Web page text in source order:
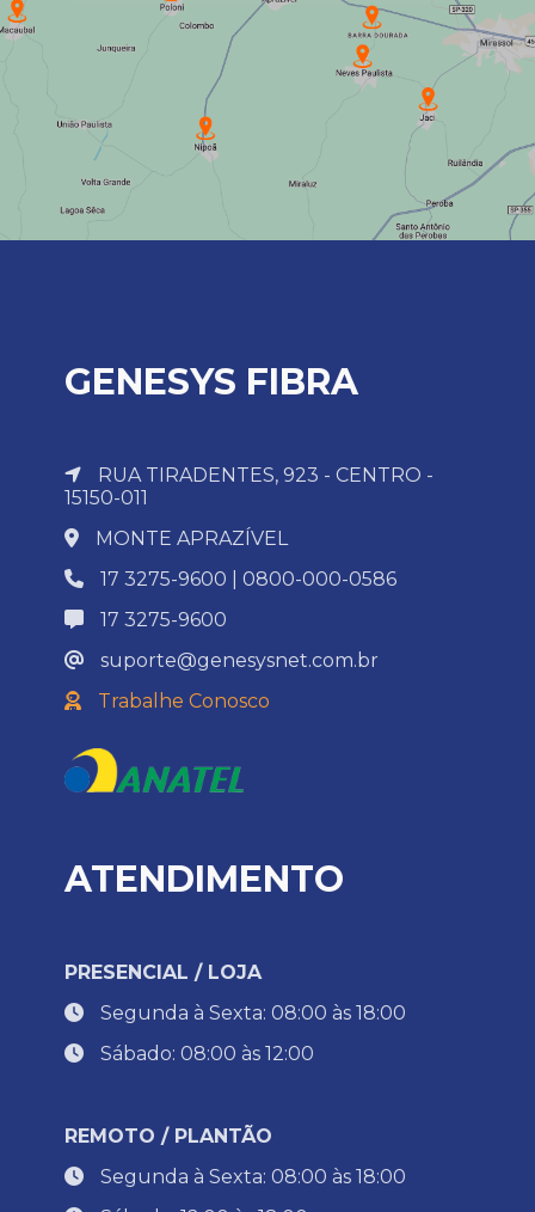
GENESYS FIBRA
RUA TIRADENTES, 923 - CENTRO -
15150-011
MONTE APRAZÍVEL
17 3275-9600 | 0800-000-0586
17 3275-9600
suporte@genesysnet.com.br
Trabalhe Conosco
ATENDIMENTO
PRESENCIAL / LOJA
Segunda à Sexta: 08:00 às 18:00
Sábado: 08:00 às 12:00
REMOTO / PLANTÃO
Segunda à Sexta: 08:00 às 18:00